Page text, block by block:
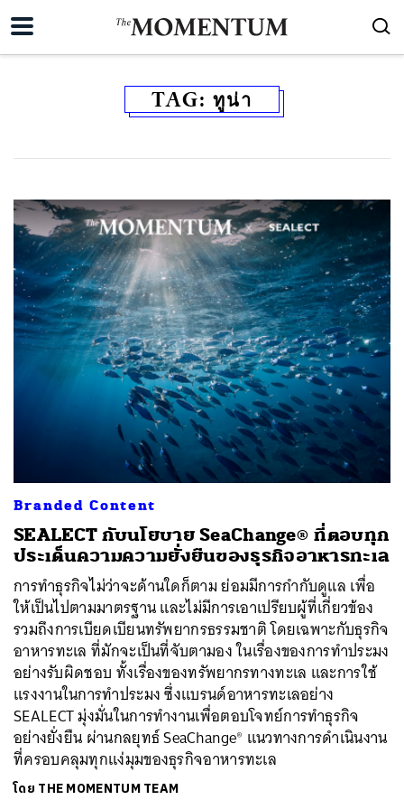
TAG: ทูน่า
Branded Content
SEALECT กับนโยบาย SeaChange® ที่ตอบทุก
ประเด็นความความยั่งยืนของธุรกิจอาหารทะเล
การทำธุรกิจไม่ว่าจะด้านใดก็ตาม ย่อมมีการกำกับดูแล เพื่อ
ให้เป็นไปตามมาตรฐาน และไม่มีการเอาเปรียบผู้ที่เกี่ยวข้อง
รวมถึงการเบียดเบียนทรัพยากรธรรมชาติ โดยเฉพาะกับธุรกิจ
อาหารทะเล ที่มักจะเป็นที่จับตามอง ในเรื่องของการทำประมง
อย่างรับผิดชอบ ทั้งเรื่องของทรัพยากรทางทะเล และการใช้
แรงงานในการทำประมง ซึ่งแบรนด์อาหารทะเลอย่าง
SEALECT มุ่งมั่นในการทำงานเพื่อตอบโจทย์การทำธุรกิจ
อย่างยั่งยืน ผ่านกลยุทธ์ SeaChange® แนวทางการดำเนินงาน
ที่ครอบคลุมทุกแง่มุมของธุรกิจอาหารทะเล
โดย THE MOMENTUM TEAM
SHARE TWEET LINE EMAIL